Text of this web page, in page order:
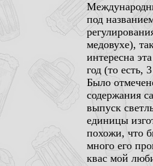
под
медовухе),
интересна
год (то есть,
Было
содержания
выпуск
единицы
похожи, что
много его
квас мой